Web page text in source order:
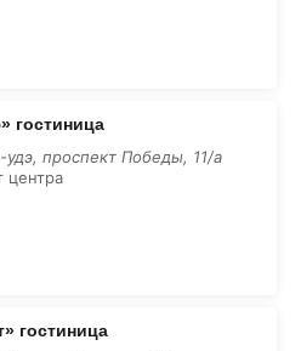
гостиница
удэ, проспект Победы, 11/а
центра
гостиница